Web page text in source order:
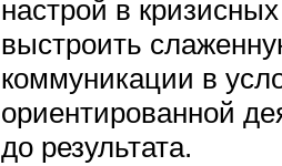
настрой в
выстроить
коммуникации в
ориентированной
до результата.